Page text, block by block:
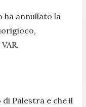
ha annullato la
Palestra e che il